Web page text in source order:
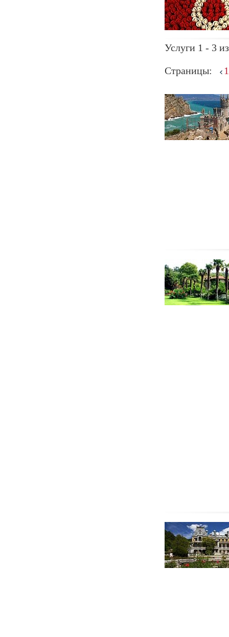
Услуги 1 - 3
Страницы: 1